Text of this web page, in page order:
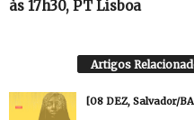
às 17h30, PT Lisboa
Artigos
[08 DEZ, Salvador/